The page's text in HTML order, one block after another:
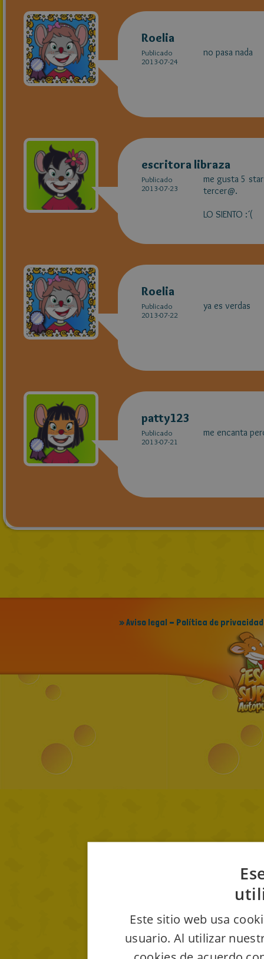
Roelia
Publicado
2013-07-24
no pasa nada
escritora libraza
Publicado
2013-07-23
me gusta 5
tercer@.
LO SIENTO :´(
Roelia
Publicado
2013-07-22
ya es verdas
patty123
Publicado
2013-07-21
me encanta
» Aviso legal - Política de privacidad
Este sitio web usa
usuario. Al utilizar